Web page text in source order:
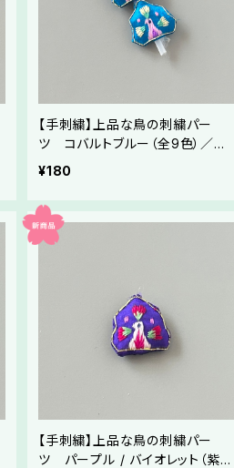
【手刺繍】上品な鳥の刺繍パー
ツ コバルトブルー（全9色）／メ
ドゥプ・ハンドメイド素材
¥180
【手刺繍】上品な鳥の刺繍パー
ツ パープル / バイオレット（紫